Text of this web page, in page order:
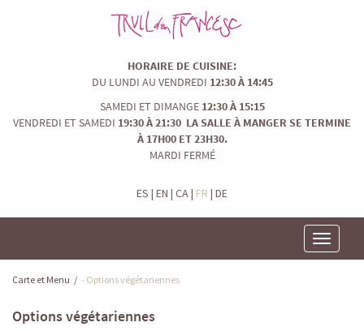
HORAIRE DE CUISINE:
DU LUNDI AU VENDREDI 12:30 À 14:45
SAMEDI ET DIMANGE 12:30 À 15:15
VENDREDI ET SAMEDI 19:30 À 21:30 LA SALLE À MANGER SE TERMINE
À 17H00 ET 23H30.
MARDI FERMÉ
ES | EN | CA| FR | DE
Toggle
Carte et Menu / - Options végétariennes
Options végétariennes